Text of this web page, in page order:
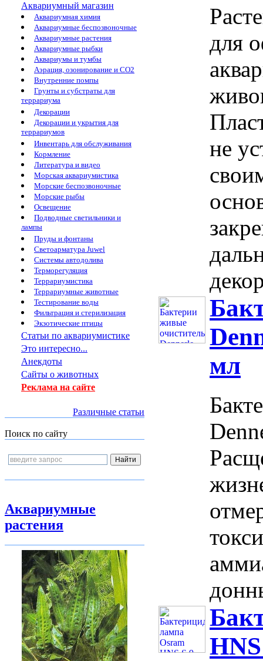
Аквариумный магазин
Аквариумная химия
Аквариумные беспозвоночные
Аквариумные растения
Аквариумные рыбки
Аквариумы и тумбы
Аэрация, озонирование и CO2
Внутренние помпы
Грунты и субстраты для
террариума
Декорации
Декорации и укрытия для
террариумов
Инвентарь для обслуживания
Кормление
Литература и видео
Морская аквариумистика
Морские беспозвоночные
Морские рыбы
Освещение
Подводные светильники и
лампы
Пруды и фонтаны
Светоарматура Juwel
Системы автодолива
Терморегуляция
Террариумистика
Террариумные животные
Тестирование воды
Фильтрация и стерилизация
Экзотические птицы
Статьи по аквариумистике
Это интересно...
Анекдоты
Сайты о животных
Реклама на сайте
Различные статьи
Поиск по сайту
Аквариумные
растения
для
не
мл